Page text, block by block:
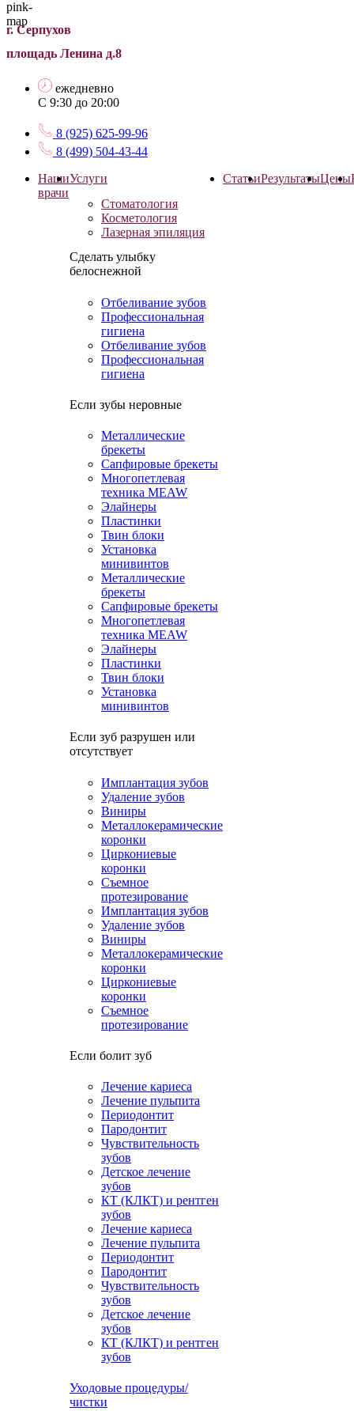
г. Серпухов
площадь Ленина д.8
ежедневно
С 9:30 до 20:00
8 (925) 625-99-96
8 (499) 504-43-44
Наши
врачи
Услуги
Стоматология
Косметология
Лазерная эпиляция
Сделать улыбку
белоснежной
Отбеливание зубов
Профессиональная
гигиена
Отбеливание зубов
Профессиональная
гигиена
Если зубы неровные
Металлические
брекеты
Сапфировые брекеты
Многопетлевая
техника MEAW
Элайнеры
Пластинки
Твин блоки
Установка
минивинтов
Металлические
брекеты
Сапфировые брекеты
Многопетлевая
техника MEAW
Элайнеры
Пластинки
Твин блоки
Установка
минивинтов
Если зуб разрушен или
отсутствует
Имплантация зубов
Удаление зубов
Виниры
Металлокерамические
коронки
Циркониевые
коронки
Съемное
протезирование
Имплантация зубов
Удаление зубов
Виниры
Металлокерамические
коронки
Циркониевые
коронки
Съемное
протезирование
Если болит зуб
Лечение кариеса
Лечение пульпита
Периодонтит
Пародонтит
Чувствительность
зубов
Детское лечение
зубов
КТ (КЛКТ) и рентген
зубов
Лечение кариеса
Лечение пульпита
Периодонтит
Пародонтит
Чувствительность
зубов
Детское лечение
зубов
КТ (КЛКТ) и рентген
зубов
Уходовые процедуры/
чистки
СтатьиРезультатыЦены